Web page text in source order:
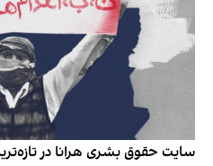
سایت حقوق بشری هرانا در